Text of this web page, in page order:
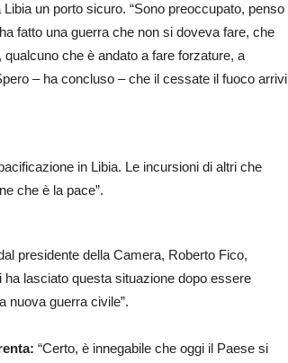
un porto sicuro. “Sono preoccupato, penso
fatto una guerra che non si doveva fare, che
che è andato a fare forzature, a
– ha concluso – che il cessate il fuoco arrivi
in Libia. Le incursioni di altri che
che è la pace”.
presidente della Camera, Roberto Fico,
ha lasciato questa situazione dopo essere
nuova guerra civile”.
“Certo, è innegabile che oggi il Paese si